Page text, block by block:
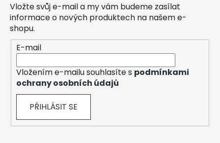
Vložte svůj e-mail a my vám budeme zasílat
informace o nových produktech na našem e-
shopu.
E-mail
Vložením e-mailu souhlasíte s podmínkami
ochrany osobních údajů
PŘIHLÁSIT SE